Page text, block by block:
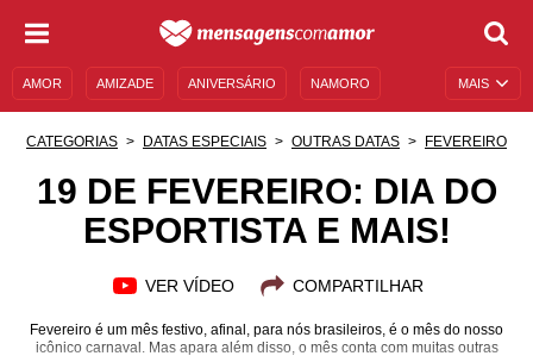
MAIS
AMOR AMIZADE ANIVERSÁRIO NAMORO
MENSAGENS E FRASES MENSAGENS DE ANIVERSÁRIO
CATEGORIAS DATAS ESPECIAIS OUTRAS DATAS FEVEREIRO
19 DE FEVEREIRO: DIA DO
ESPORTISTA E MAIS!
VER VÍDEO COMPARTILHAR
Fevereiro é um mês festivo, afinal, para nós brasileiros, é o mês do nosso
icônico carnaval. Mas apara além disso, o mês conta com muitas outras